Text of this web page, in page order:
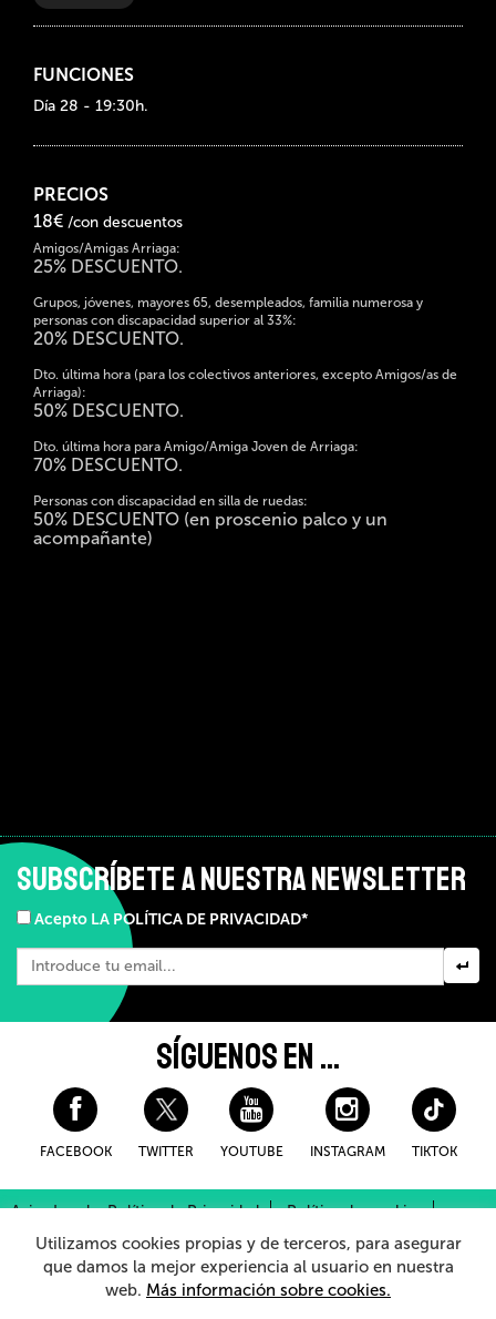
FUNCIONES
Día 28 - 19:30h.
PRECIOS
18€ /con descuentos
Amigos/Amigas Arriaga:
25% DESCUENTO.
Grupos, jóvenes, mayores 65, desempleados, familia numerosa y
personas con discapacidad superior al 33%:
20% DESCUENTO.
Dto. última hora (para los colectivos anteriores, excepto Amigos/as de
Arriaga):
50% DESCUENTO.
Dto. última hora para Amigo/Amiga Joven de Arriaga:
70% DESCUENTO.
Personas con discapacidad en silla de ruedas:
50% DESCUENTO (en proscenio palco y un
acompañante)
SUBSCRÍBETE A NUESTRA NEWSLETTER
Acepto LA POLÍTICA DE PRIVACIDAD*
SÍGUENOS EN ...
FACEBOOK TWITTER YOUTUBE INSTAGRAM TIKTOK
Aviso Legal y Política de Privacidad
Política de cookies
Condiciones Generales de Compra
Sistema Interno de Información
Utilizamos cookies propias y de terceros, para asegurar
que damos la mejor experiencia al usuario en nuestra
web. Más información sobre cookies.